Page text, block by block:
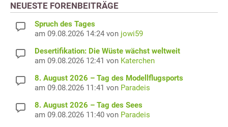
NEUESTE FORENBEITRÄGE
Spruch des Tages
am 09.08.2026 14:24 von jowi59
Desertifikation: Die Wüste wächst weltweit
am 09.08.2026 12:41 von Katerchen
8. August 2026 – Tag des Modellflugsports
am 09.08.2026 11:41 von Paradeis
8. August 2026 – Tag des Sees
am 09.08.2026 11:40 von Paradeis